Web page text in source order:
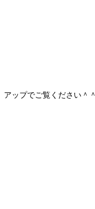
アップでご覧ください＾＾